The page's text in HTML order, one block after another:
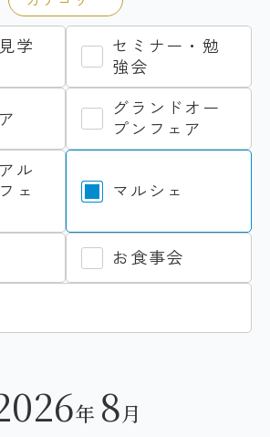
学
セミナー・勉
強会
グランドオー
プンフェア
ル
ェ
マルシェ
お食事会
年 8月